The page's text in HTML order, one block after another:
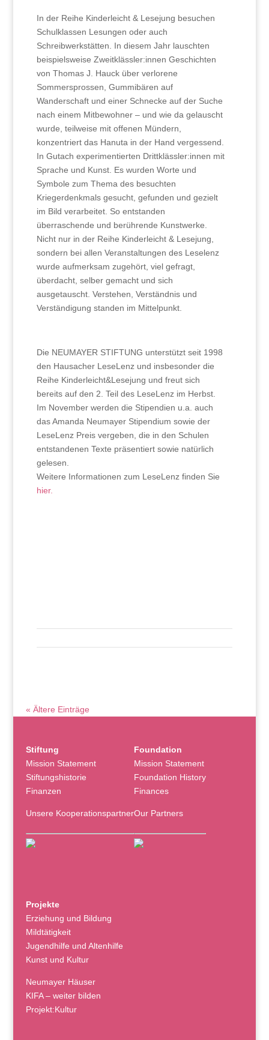
In der Reihe Kinderleicht & Lesejung besuchen
Schulklassen Lesungen oder auch
Schreibwerkstätten. In diesem Jahr lauschten
beispielsweise Zweitklässler:innen Geschichten
von Thomas J. Hauck über verlorene
Sommersprossen, Gummibären auf
Wanderschaft und einer Schnecke auf der Suche
nach einem Mitbewohner – und wie da gelauscht
wurde, teilweise mit offenen Mündern,
konzentriert das Hanuta in der Hand vergessend.
In Gutach experimentierten Drittklässler:innen mit
Sprache und Kunst. Es wurden Worte und
Symbole zum Thema des besuchten
Kriegerdenkmals gesucht, gefunden und gezielt
im Bild verarbeitet. So entstanden
überraschende und berührende Kunstwerke.
Nicht nur in der Reihe Kinderleicht & Lesejung,
sondern bei allen Veranstaltungen des Leselenz
wurde aufmerksam zugehört, viel gefragt,
überdacht, selber gemacht und sich
ausgetauscht. Verstehen, Verständnis und
Verständigung standen im Mittelpunkt.
Die NEUMAYER STIFTUNG unterstützt seit 1998
den Hausacher LeseLenz und insbesonder die
Reihe Kinderleicht&Lesejung und freut sich
bereits auf den 2. Teil des LeseLenz im Herbst.
Im November werden die Stipendien u.a. auch
das Amanda Neumayer Stipendium sowie der
LeseLenz Preis vergeben, die in den Schulen
entstandenen Texte präsentiert sowie natürlich
gelesen.
Weitere Informationen zum LeseLenz finden Sie
hier.
« Ältere Einträge
Stiftung
Mission Statement
Stiftungshistorie
Finanzen
Unsere Kooperationspartner
Foundation
Mission Statement
Foundation History
Finances
Our Partners
Projekte
Erziehung und Bildung
Mildtätigkeit
Jugendhilfe und Altenhilfe
Kunst und Kultur
Neumayer Häuser
KIFA – weiter bilden
Projekt:Kultur